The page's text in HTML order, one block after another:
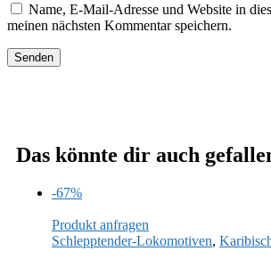
Name, E-Mail-Adresse und Website in
meinen nächsten Kommentar speichern.
Das könnte dir auch
-67%
Produkt anfragen
Schlepptender-Lokomotiven,